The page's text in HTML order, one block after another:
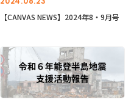
【CANVAS NEWS】2024年8・9月号